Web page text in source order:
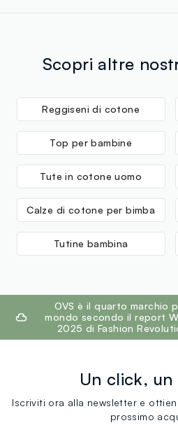
Scopri altre
Reggiseni di cotone
Top per bambine
Tute in cotone uomo
Calze di cotone per bimba
Tutine bambina
footer.ariatitleOVS è il quarto marchio
mondo secondo il report
2025 di Fashion
Un click, un
Iscriviti ora alla newsletter e
prossimo